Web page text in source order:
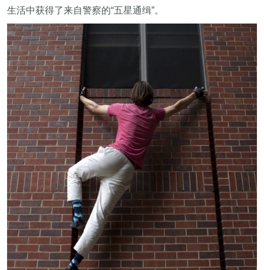
生活中获得了来自警察的“五星通缉”。